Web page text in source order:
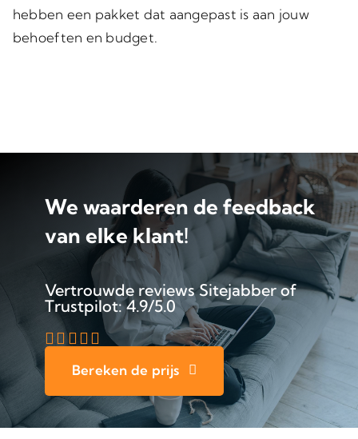
hebben een pakket dat aangepast is aan jouw
behoeften en budget.
We waarderen de feedback
van elke klant!
Vertrouwde reviews Sitejabber of
Trustpilot: 4.9/5.0
Bereken de prijs